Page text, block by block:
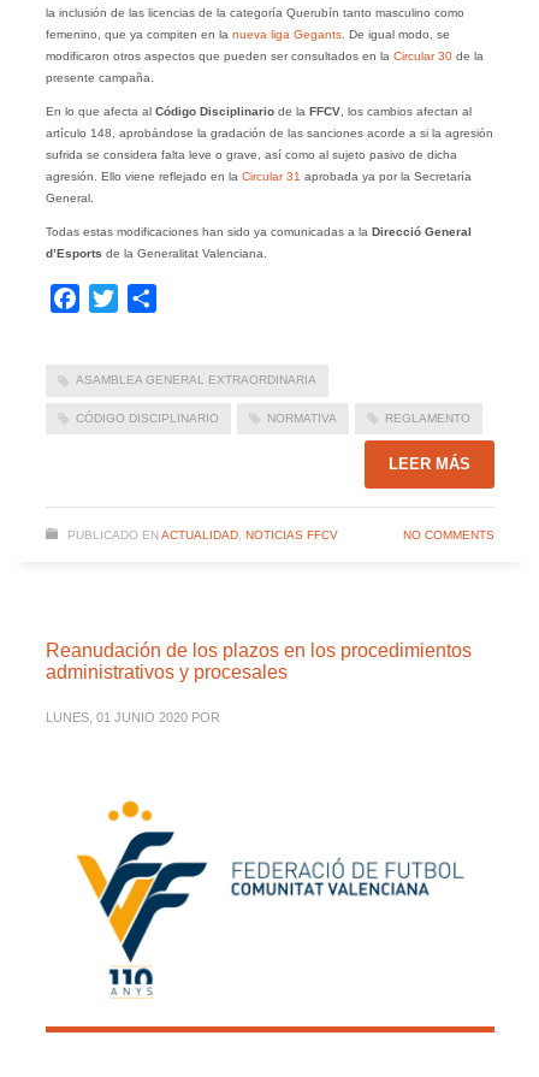
la inclusión de las licencias de la categoría Querubín tanto masculino como
femenino, que ya compiten en la nueva liga Gegants. De igual modo, se
modificaron otros aspectos que pueden ser consultados en la Circular 30de la
presente campaña.
En lo que afecta al Código Disciplinariode la FFCV, los cambios afectan al
artículo 148, aprobándose la gradación de las sanciones acorde a si la agresión
sufrida se considera falta leve o grave, así como al sujeto pasivo de dicha
agresión. Ello viene reflejado en la Circular 31 aprobada ya por la Secretaría
General.
Todas estas modificaciones han sido ya comunicadas a la Direcció General
d’Esports de la Generalitat Valenciana.
Facebook
Twitter
ASAMBLEA GENERAL EXTRAORDINARIA
CÓDIGO DISCIPLINARIO NORMATIVA REGLAMENTO
LEER MÁS
PUBLICADO EN ACTUALIDAD, NOTICIAS FFCV NO COMMENTS
Reanudación de los plazos en los procedimientos
administrativos y procesales
LUNES, 01 JUNIO 2020 POR